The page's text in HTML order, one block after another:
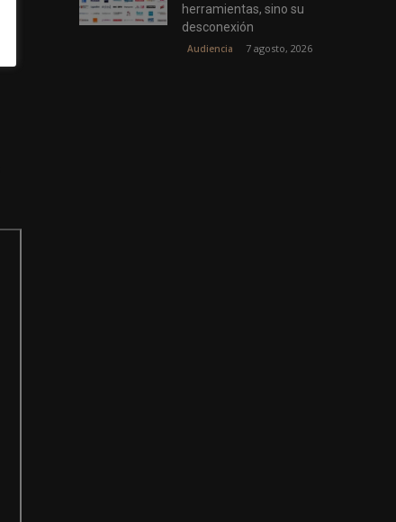
herramientas, sino su
desconexión
Audiencia 7 agosto, 2026